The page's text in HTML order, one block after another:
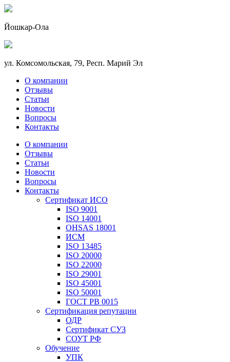
Йошкар-Ола
ул. Комсомольская, 79, Респ. Марий Эл
О компании
Отзывы
Статьи
Новости
Вопросы
Контакты
О компании
Отзывы
Статьи
Новости
Вопросы
Контакты
Сертификат ИСО
ISO 9001
ISO 14001
OHSAS 18001
ИСМ
ISO 13485
ISO 20000
ISO 22000
ISO 29001
ISO 45001
ISO 50001
ГОСТ РВ 0015
Сертификация репутации
ОДР
Сертификат СУЗ
СОУТ РФ
Обучение
УПК